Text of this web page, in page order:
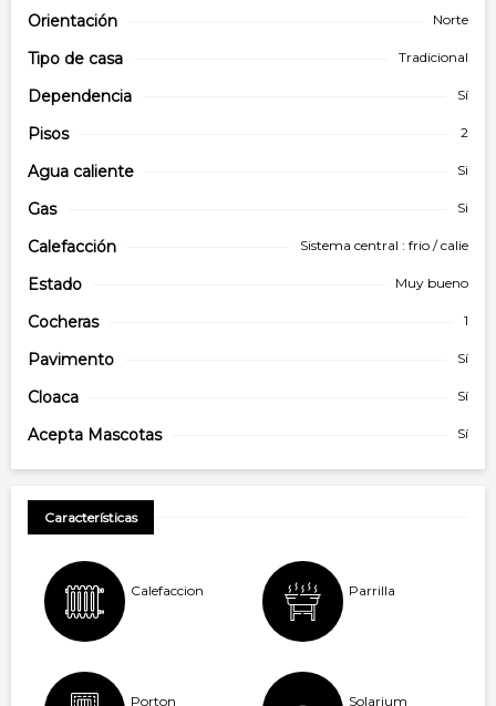
Orientación Norte
Tipo de casa Tradicional
Dependencia Sí
Pisos 2
Agua caliente Si
Gas Si
Calefacción Sistema central : frio / calie
Estado Muy bueno
Cocheras 1
Pavimento Sí
Cloaca Sí
Acepta Mascotas Sí
Características
Calefaccion Parrilla
Porton Solarium